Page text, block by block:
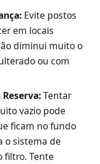
Evite postos
em locais
diminui muito o
ou com
Tentar
vazio pode
ficam no fundo
o sistema de
filtro. Tente